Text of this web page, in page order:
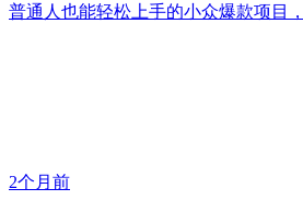
普通人也能轻松上手的小众爆款项目
2个月前